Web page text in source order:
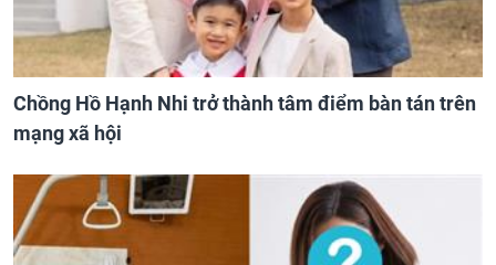
Chồng Hồ Hạnh Nhi trở thành tâm điểm bàn tán trên
mạng xã hội